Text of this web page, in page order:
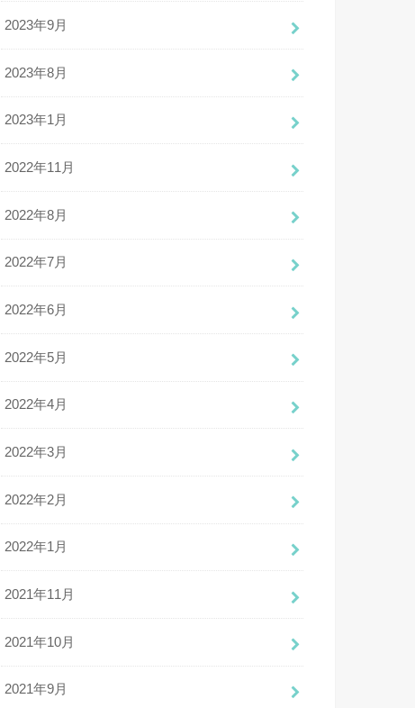
2023年9月
2023年8月
2023年1月
2022年11月
2022年8月
2022年7月
2022年6月
2022年5月
2022年4月
2022年3月
2022年2月
2022年1月
2021年11月
2021年10月
2021年9月